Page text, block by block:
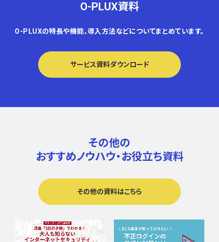
O-PLUX資料
O-PLUXの特長や機能、導入方法などについてまとめています。
サービス資料ダウンロード
その他の
おすすめノウハウ・ お役立ち資料
その他の資料はこちら